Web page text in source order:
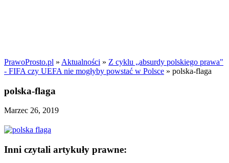
PrawoProsto.pl » Aktualności » Z cyklu „absurdy polskiego prawa"
- FIFA czy UEFA nie mogłyby powstać w Polsce » polska-flaga
polska-flaga
Marzec 26, 2019
Inni czytali artykuły prawne: